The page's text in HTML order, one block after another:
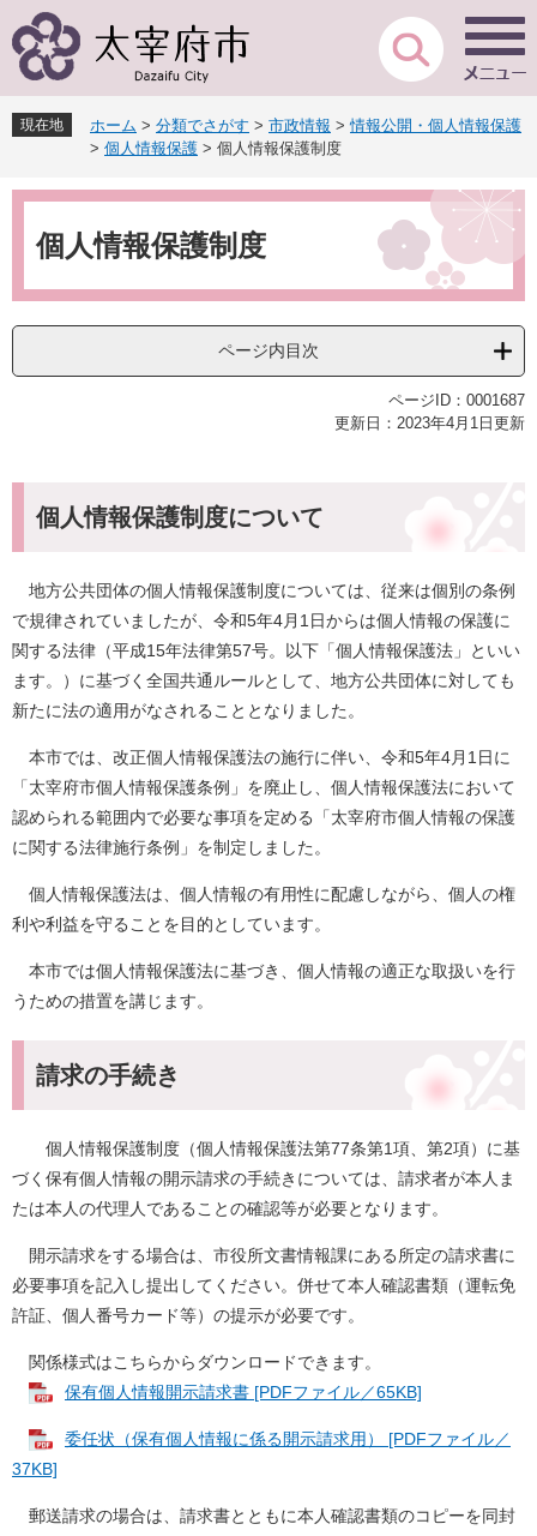
ー
先
頭
す
ニ
を
飛
し
現在地 ホーム > 分類でさがす > 市政情報 >情報公開・個人情報保護
> 個人情報保護 > 個人情報保護制度
本
個人情報保護制度
ページ内目次
ページID：0001687
更新日：2023年4月1日更新
個人情報保護制度について
地方公共団体の個人情報保護制度については、従来は個別の条例
で規律されていましたが、令和5年4月1日からは個人情報の保護に
関する法律（平成15年法律第57号。以下「個人情報保護法」といい
ます。）に基づく全国共通ルールとして、地方公共団体に対しても
新たに法の適用がなされることとなりました。
本市では、改正個人情報保護法の施行に伴い、令和5年4月1日に
「太宰府市個人情報保護条例」を廃止し、個人情報保護法において
認められる範囲内で必要な事項を定める「太宰府市個人情報の保護
に関する法律施行条例」を制定しました。
個人情報保護法は、個人情報の有用性に配慮しながら、個人の権
利や利益を守ることを目的としています。
本市では個人情報保護法に基づき、個人情報の適正な取扱いを行
うための措置を講じます。
請求の手続き
個人情報保護制度（個人情報保護法第77条第1項、第2項）に基
づく保有個人情報の開示請求の手続きについては、請求者が本人ま
たは本人の代理人であることの確認等が必要となります。
開示請求をする場合は、市役所文書情報課にある所定の請求書に
必要事項を記入し提出してください。併せて本人確認書類（運転免
許証、個人番号カード等）の提示が必要です。
関係様式はこちらからダウンロードできます。
保有個人情報開示請求書 [PDFファイル／65KB]
委任状（保有個人情報に係る開示請求用） [PDFファイル／
37KB]
郵送請求の場合は、請求書とともに本人確認書類のコピーを同封